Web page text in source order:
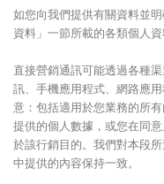
如您向我們提供有關資料並
資料」一節所載的各類個人資
直接營銷通訊可能透過各種
訊、手機應用程式、網路應
意：包括適用於您業務的所
提供的個人數據，或您在同
於該行銷目的。我們對本段
中提供的內容保持一致。